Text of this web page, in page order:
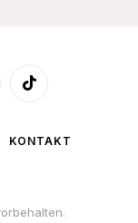
TikTok
KONTAKT